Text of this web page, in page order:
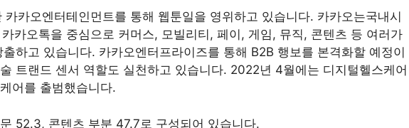
카오엔터테인먼트를 통해 웹툰일을 영위하고 있습니다. 카카오는국내시
카오톡을 중심으로 커머스, 모빌리티, 페이, 게임, 뮤직, 콘텐츠 등 여러가
하고 있습니다. 카카오엔터프라이즈를 통해 B2B 행보를 본격화할 예정이
트랜드 센서 역할도 실천하고 있습니다. 2022년 4월에는 디지털헬스케어
어를 출범했습니다.
52.3, 콘텐츠 부분 47.7로 구성되어 있습니다.